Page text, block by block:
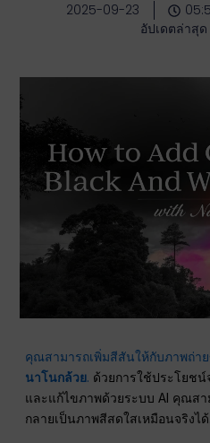
2025-09-23
อัปเดตล่าสุ
คุณสามารถเพิ่มสีสันให้กับภาพถ่า
นาโนกล้วย. ด้วยการใช้ประโยชน์
และแก้ไขภาพด้วยระบบ AI คุณสา
กลายเป็นภาพสีสดใสเหมือนจริงได้.